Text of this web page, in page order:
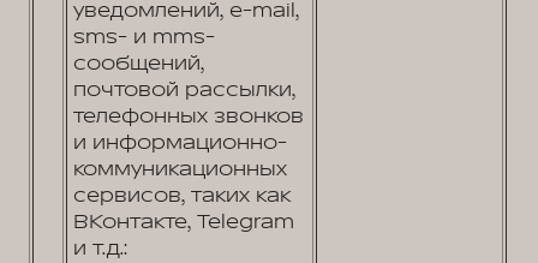
уведомлений, e-mail,
sms- и mms-
сообщений,
почтовой рассылки,
телефонных звонков
и информационно-
коммуникационных
сервисов, таких как
ВКонтакте, Telegram
и т.д.: